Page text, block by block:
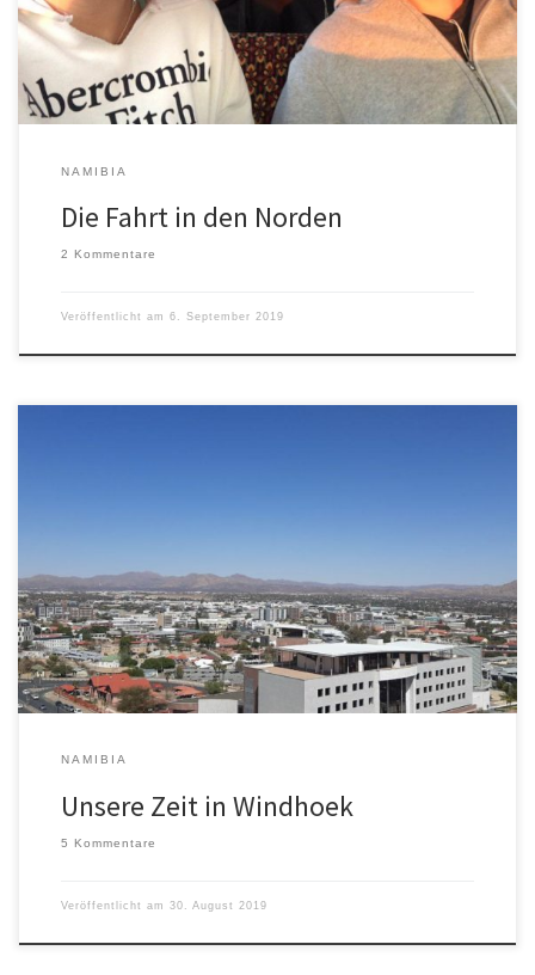
als 10 Tage auf einen Stempel warten muss. So blieben uns […]
NAMIBIA
Die Fahrt in den Norden
2 Kommentare
Veröffentlicht am 6. September 2019
von dem Priester nicht ablehnen.Nach der Messe waren wir auch
alle der Meinung, dass es sich auf jeden […]
NAMIBIA
Unsere Zeit in Windhoek
5 Kommentare
Veröffentlicht am 30. August 2019